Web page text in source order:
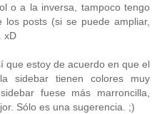
o a la inversa, tampoco tengo
los posts (si se puede ampliar,
xD
que estoy de acuerdo en que el
sidebar tienen colores muy
fuese más marroncilla,
Sólo es una sugerencia. ;)